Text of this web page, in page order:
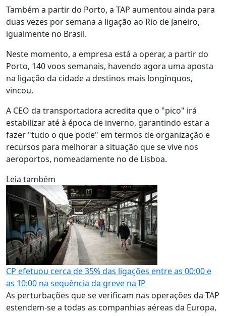
Também a partir do Porto, a TAP aumentou ainda para
duas vezes por semana a ligação ao Rio de Janeiro,
igualmente no Brasil.
Neste momento, a empresa está a operar, a partir do
Porto, 140 voos semanais, havendo agora uma aposta
na ligação da cidade a destinos mais longínquos,
vincou.
A CEO da transportadora acredita que o "pico" irá
estabilizar até à época de inverno, garantindo estar a
fazer "tudo o que pode" em termos de organização e
recursos para melhorar a situação que se vive nos
aeroportos, nomeadamente no de Lisboa.
Leia também
CP efetuou cerca de 35% das ligações entre as 00:00 e
as 10:00 na sequência da greve na IP
As perturbações que se verificam nas operações da TAP
estendem-se a todas as companhias aéreas da Europa,